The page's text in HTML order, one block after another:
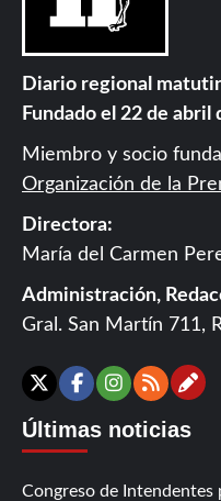
Diario regional
Fundado el 22 de abril
Miembro y socio
Organización de la
Directora:
María del Carmen
Administración,
Gral. San Martín 711,
X Facebook
RSS
Últimas noticias
Congreso de Intendentes